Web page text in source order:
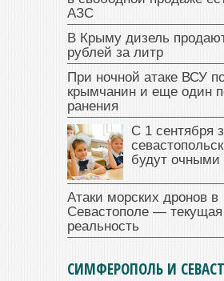
АЗС
В Крыму дизель
рублей за литр
При ночной атаке ВСУ
крымчанин и еще один
ранения
С 1 сентября
будут очными
Атаки морских дронов в
Севастополе — текущая
реальность
СИМФЕРОПОЛЬ И